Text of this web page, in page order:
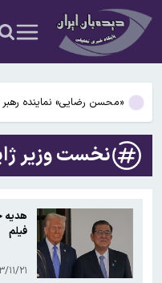
موشک
محسن رضایی نماینده رهبر
ذوالقدر از شورایعالی
«محسن رضایی» نماینده
شد
بلاگر تهرانی، مداح جوان را
رگبارو رعد و برق در ۱۵ استان/ هشدار وزش باد برای ۱۳ استان‌
موشک
محسن رضایی نماینده رهبر
ذوالقدر از شورایعالی امنیت
نخست وزیر
هدیه
فیلم
۱۴۰۳/